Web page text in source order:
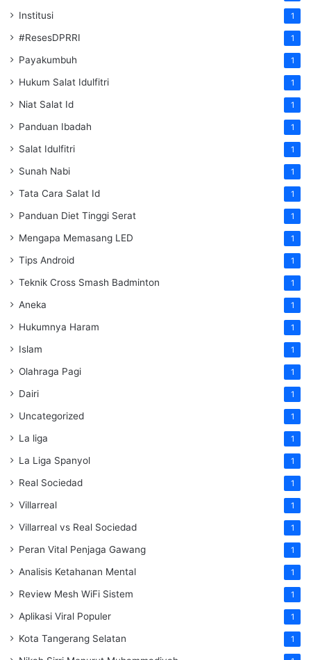
Institusi 1
#ResesDPRRI 1
Payakumbuh 1
Hukum Salat Idulfitri 1
Niat Salat Id 1
Panduan Ibadah 1
Salat Idulfitri 1
Sunah Nabi 1
Tata Cara Salat Id 1
Panduan Diet Tinggi Serat 1
Mengapa Memasang LED 1
Tips Android 1
Teknik Cross Smash Badminton 1
Aneka 1
Hukumnya Haram 1
Islam 1
Olahraga Pagi 1
Dairi 1
Uncategorized 1
La liga 1
La Liga Spanyol 1
Real Sociedad 1
Villarreal 1
Villarreal vs Real Sociedad 1
Peran Vital Penjaga Gawang 1
Analisis Ketahanan Mental 1
Review Mesh WiFi Sistem 1
Aplikasi Viral Populer 1
Kota Tangerang Selatan 1